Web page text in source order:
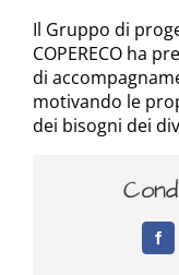
Il Gruppo di
COPERECO ha
di
motivando le
dei bisogni dei